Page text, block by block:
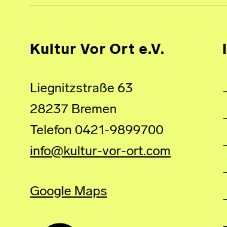
Kultur Vor Ort e.V.
Liegnitzstraße 63
28237 Bremen
Telefon 0421-9899700
info@kultur-vor-ort.com
Google Maps